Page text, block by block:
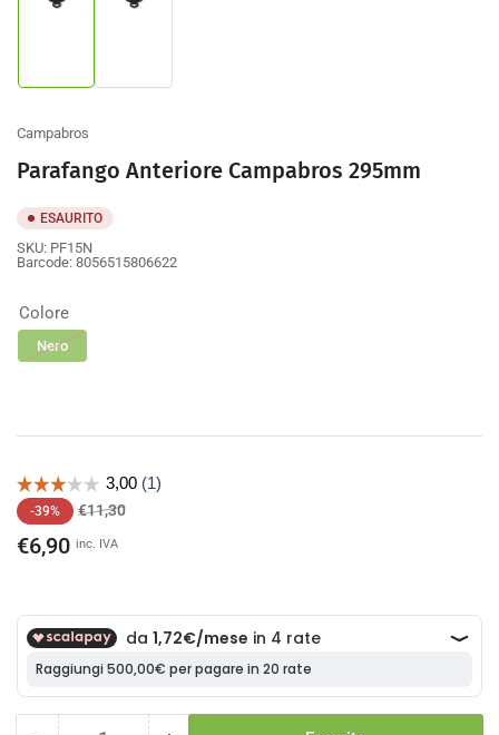
galleria
galleria
Campabros
Parafango Anteriore Campabros 295mm
ESAURITO
SKU: PF15N
Barcode: 8056515806622
Colore
Nero
Prezzo
di
listino
-39% €11,30Prezzo
€6,90 inc. IVA